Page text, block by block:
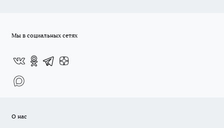
Мы в социальных сетях
О нас